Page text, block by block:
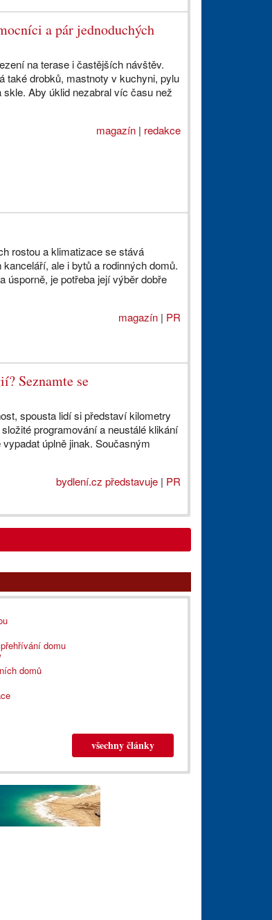
a pár jednoduchých
na terase i častějších návštěv.
také drobků, mastnoty v kuchyni, pylu
skle. Aby úklid nezabral víc času než
magazín| redakce
rostou a klimatizace se stává
ale i bytů a rodinných domů.
úsporně, je potřeba její výběr dobře
magazín| PR
Seznamte se
spousta lidí si představí kilometry
programování a neustálé klikání
úplně jinak. Současným
bydlení.cz představuje| PR
domu
domů
všechny články